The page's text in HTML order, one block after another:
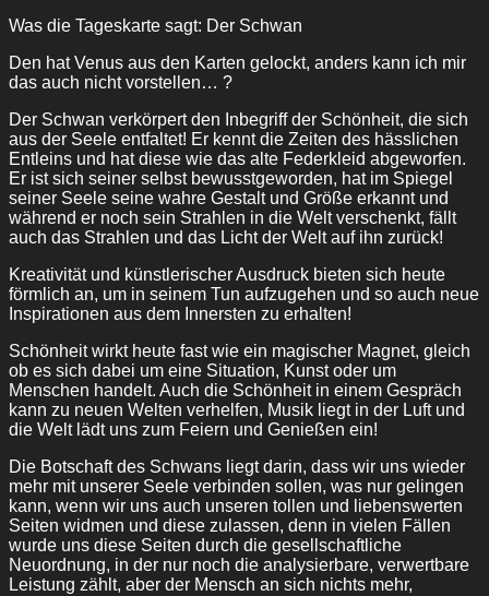
Was die Tageskarte sagt: Der Schwan
Den hat Venus aus den Karten gelockt, anders kann ich mir
das auch nicht vorstellen… ?
Der Schwan verkörpert den Inbegriff der Schönheit, die sich
aus der Seele entfaltet! Er kennt die Zeiten des hässlichen
Entleins und hat diese wie das alte Federkleid abgeworfen.
Er ist sich seiner selbst bewusstgeworden, hat im Spiegel
seiner Seele seine wahre Gestalt und Größe erkannt und
während er noch sein Strahlen in die Welt verschenkt, fällt
auch das Strahlen und das Licht der Welt auf ihn zurück!
Kreativität und künstlerischer Ausdruck bieten sich heute
förmlich an, um in seinem Tun aufzugehen und so auch neue
Inspirationen aus dem Innersten zu erhalten!
Schönheit wirkt heute fast wie ein magischer Magnet, gleich
ob es sich dabei um eine Situation, Kunst oder um
Menschen handelt. Auch die Schönheit in einem Gespräch
kann zu neuen Welten verhelfen, Musik liegt in der Luft und
die Welt lädt uns zum Feiern und Genießen ein!
Die Botschaft des Schwans liegt darin, dass wir uns wieder
mehr mit unserer Seele verbinden sollen, was nur gelingen
kann, wenn wir uns auch unseren tollen und liebenswerten
Seiten widmen und diese zulassen, denn in vielen Fällen
wurde uns diese Seiten durch die gesellschaftliche
Neuordnung, in der nur noch die analysierbare, verwertbare
Leistung zählt, aber der Mensch an sich nichts mehr,